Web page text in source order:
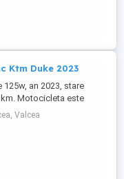
Ktm Duke 2023
125w, an 2023, stare
Motocicleta este
sau pentru oraș.
Valcea